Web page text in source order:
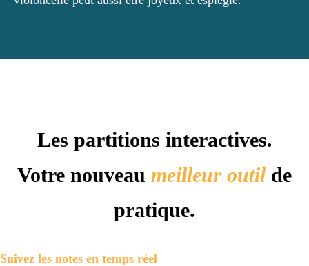
Les partitions interactives.
Votre nouveau meilleur outilde
pratique.
Suivez les notes en temps réel